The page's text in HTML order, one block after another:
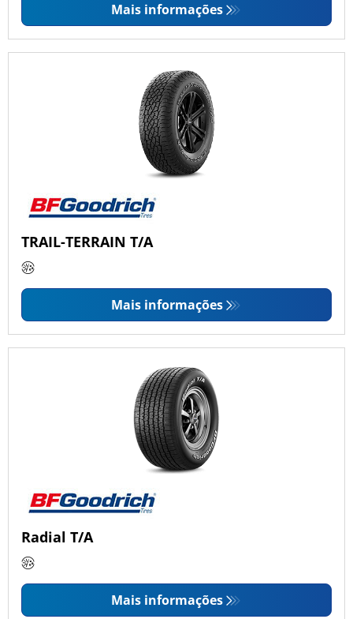
Mais informações
TRAIL-TERRAIN T/A
Mais informações
Radial T/A
Mais informações